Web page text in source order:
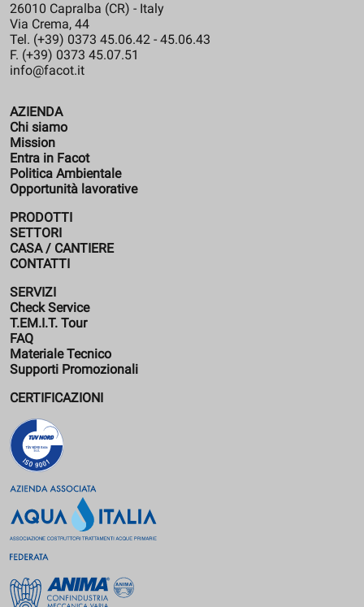
26010 Capralba (CR) - Italy
Via Crema, 44
Tel. (+39) 0373 45.06.42 - 45.06.43
F. (+39) 0373 45.07.51
info@facot.it
AZIENDA
Chi siamo
Mission
Entra in Facot
Politica Ambientale
Opportunità lavorative
PRODOTTI
SETTORI
CASA / CANTIERE
CONTATTI
SERVIZI
Check Service
T.EM.I.T. Tour
FAQ
Materiale Tecnico
Supporti Promozionali
CERTIFICAZIONI